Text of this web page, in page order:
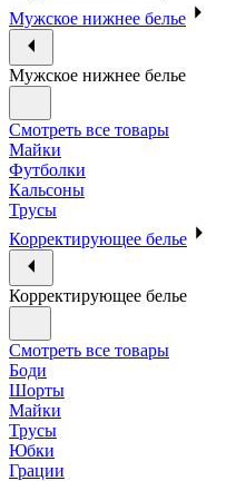
Мужское нижнее белье
Мужское нижнее белье
Смотреть все товары
Майки
Футболки
Кальсоны
Трусы
Корректирующее белье
Корректирующее белье
Смотреть все товары
Боди
Шорты
Майки
Трусы
Юбки
Грации